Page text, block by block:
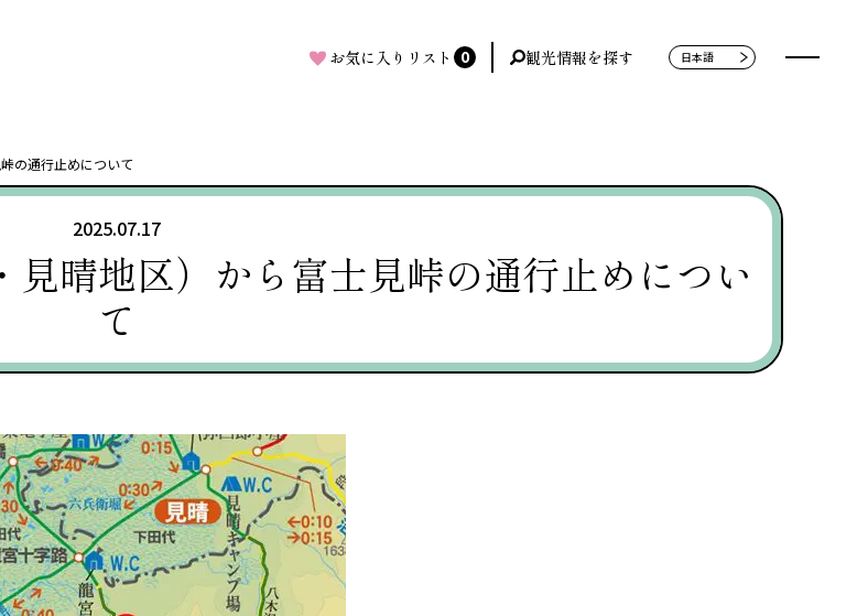
お気に入りリスト 0 観光情報を探す
の通行止めについて
2025.07.17
見晴地区）から富士見峠の通行止めについ
て